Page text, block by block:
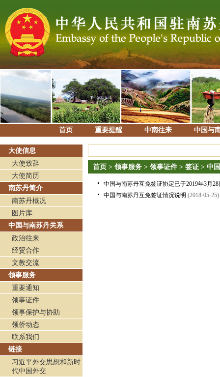
首页 重要提醒 中南往来 中国与
大使信息
大使致辞
大使简历
南苏丹简介
南苏丹概况
图片库
中国与南苏丹关系
政治往来
经贸合作
文教交流
领事服务
重要通知
领事证件
领事保护与协助
领侨动态
联系我们
链接
习近平外交思想和新时
代中国外交
首页 > 领事服务 > 领事证件 > 签证 > 中
中国与南苏丹互免签证协定已于2019年3月
中国与南苏丹互免签证情况说明 (2018-05-25)